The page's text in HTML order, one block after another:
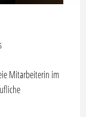
Mitarbeiterin im